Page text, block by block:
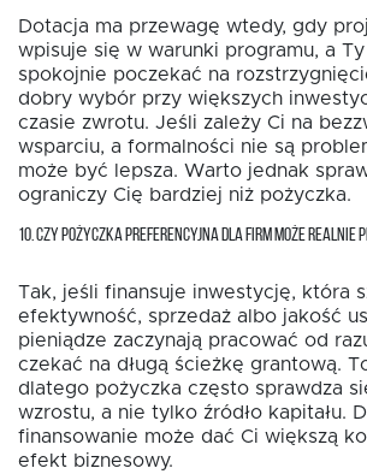
Dotacja ma przewagę wtedy, gdy
wpisuje się w warunki programu, a
spokojnie poczekać na
dobry wybór przy większych
czasie zwrotu. Jeśli zależy Ci na
wsparciu, a formalności nie są
może być lepsza. Warto jednak
ograniczy Cię bardziej niż pożyczka.
10. CZY POŻYCZKA PREFERENCYJNA DLA FIRM MOŻE REALNIE
Tak, jeśli finansuje inwestycję, która
efektywność, sprzedaż albo jakość
pieniądze zaczynają pracować od
czekać na długą ścieżkę grantową.
dlatego pożyczka często sprawdza
wzrostu, a nie tylko źródło kapitału.
finansowanie może dać Ci większą
efekt biznesowy.